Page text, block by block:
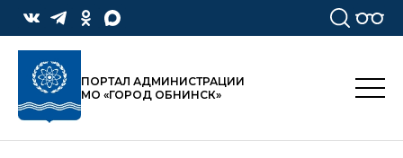
ПОРТАЛ АДМИНИСТРАЦИИ
МО «ГОРОД ОБНИНСК»